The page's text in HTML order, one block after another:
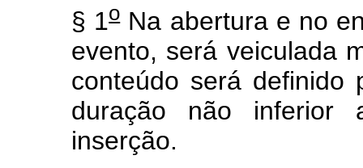
§ 1oNa abertura e no
evento, será veiculada
conteúdo será definido
duração não inferior
inserção.